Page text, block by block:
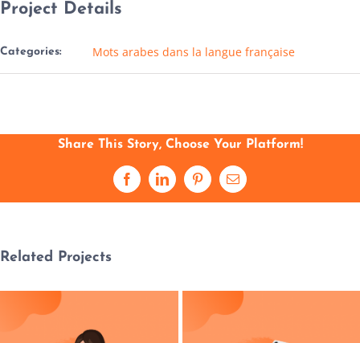
Project Details
Categories: Mots arabes dans la langue française
Share This Story, Choose Your Platform!
FacebookLinkedInPinterestEmail
Related Projects